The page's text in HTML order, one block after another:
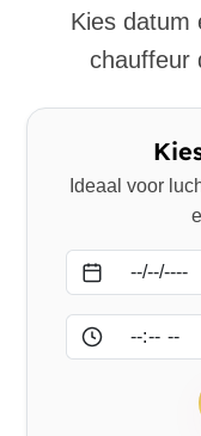
Kies datum
chauffeur
Ideaal voor